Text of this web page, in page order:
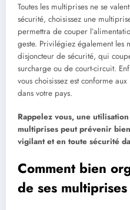
Toutes les multiprises ne se
sécurité, choisissez une
permettra de couper
geste. Privilégiez également les
disjoncteur de sécurité, qui
surcharge ou de court-circuit.
vous choisissez est conforme
dans votre pays.
Rappelez vous, une
multiprises peut prévenir
vigilant et en toute sécurité
Comment bien
de ses